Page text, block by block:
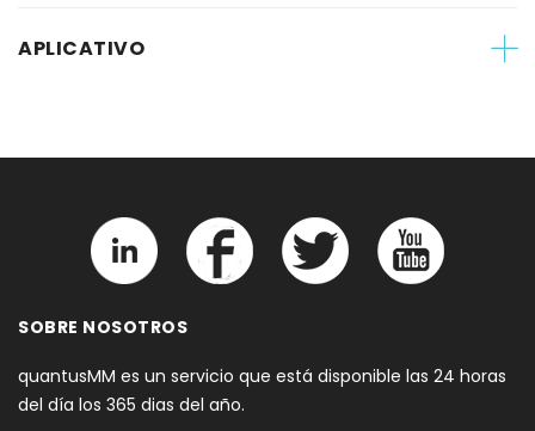
APLICATIVO
SOBRE NOSOTROS
quantusMM es un servicio que está disponible las 24 horas
del día los 365 dias del año.